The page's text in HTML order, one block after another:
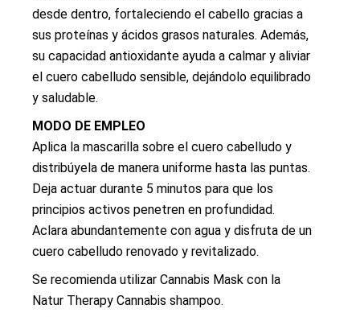
desde dentro, fortaleciendo el cabello gracias a
sus proteínas y ácidos grasos naturales. Además,
su capacidad antioxidante ayuda a calmar y aliviar
el cuero cabelludo sensible, dejándolo equilibrado
y saludable.
MODO DE EMPLEO
Aplica la mascarilla sobre el cuero cabelludo y
distribúyela de manera uniforme hasta las puntas.
Deja actuar durante 5 minutos para que los
principios activos penetren en profundidad.
Aclara abundantemente con agua y disfruta de un
cuero cabelludo renovado y revitalizado.
Se recomienda utilizar Cannabis Mask con la
Natur Therapy Cannabis shampoo.